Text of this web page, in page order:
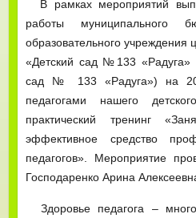
В рамках мероприятий
работы муниципального
образовательного учреждения
«Детский сад №133
сад № 133 «Радуга») на
педагогами нашего
практический тренинг
эффективное средство
педагогов». Мероприятие
Господаренко Арина
Здоровье педагога –